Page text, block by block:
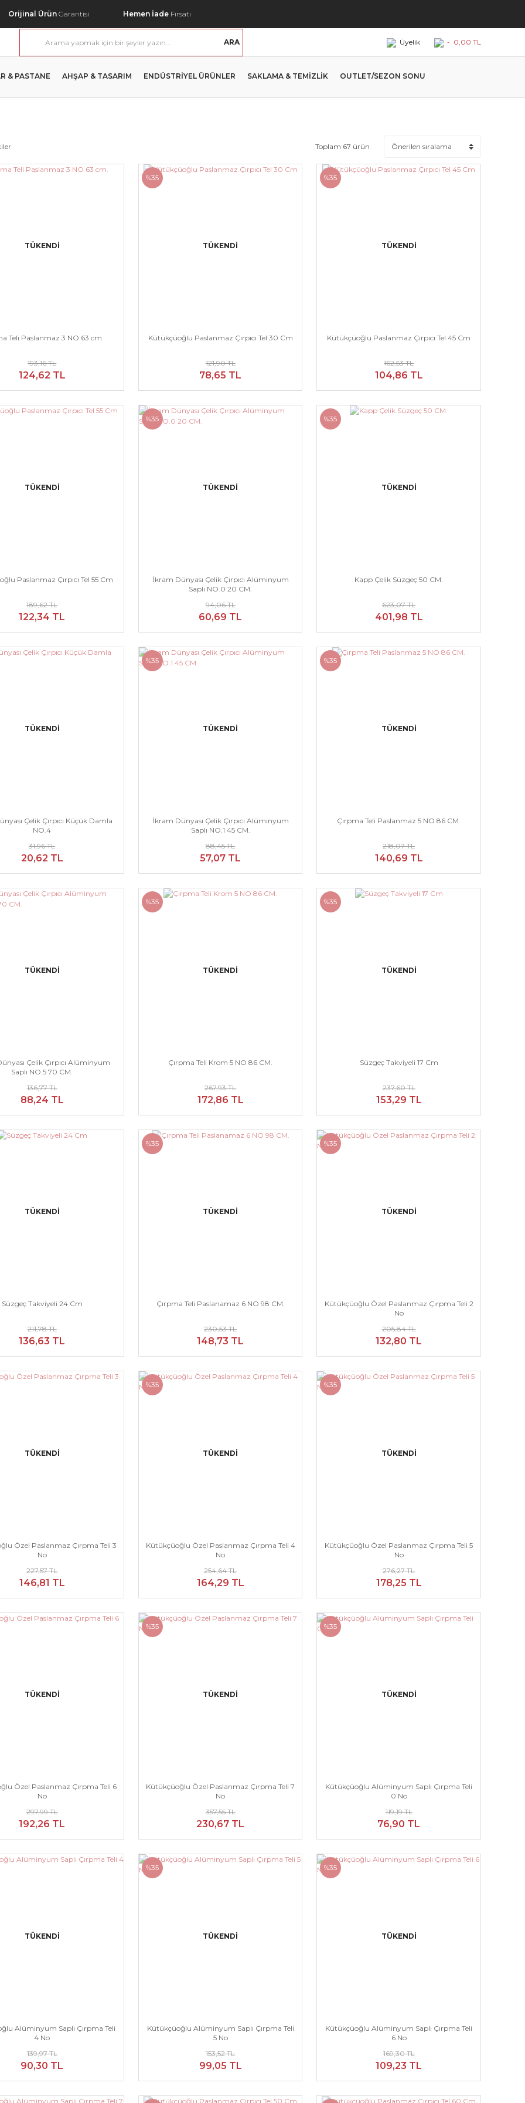
Orijinal Ürün Garantisi Hemen İade Fırsatı
ARA Üyelik - 0,00 TL
& PASTANE AHŞAP & TASARIM ENDÜSTRİYEL ÜRÜNLER SAKLAMA & TEMİZLİK OUTLET/SEZON SONU
Toplam 67 ürün
TÜKENDİ
Teli Paslanmaz 3 NO 63 cm.
193,16 TL
124,62 TL
%35
TÜKENDİ
Kütükçüoğlu Paslanmaz Çırpıcı Tel 30 Cm
121,90 TL
78,65 TL
%35
TÜKENDİ
Kütükçüoğlu Paslanmaz Çırpıcı Tel 45 Cm
162,53 TL
104,86 TL
TÜKENDİ
Paslanmaz Çırpıcı Tel 55 Cm
189,62 TL
122,34 TL
%35
TÜKENDİ
İkram Dünyası Çelik Çırpıcı Alüminyum
Saplı NO.0 20 CM.
94,06 TL
60,69 TL
%35
TÜKENDİ
Kapp Çelik Süzgeç 50 CM.
623,07 TL
401,98 TL
TÜKENDİ
Çelik Çırpıcı Küçük Damla
NO.4
31,96 TL
20,62 TL
%35
TÜKENDİ
İkram Dünyası Çelik Çırpıcı Alüminyum
Saplı NO.1 45 CM.
88,45 TL
57,07 TL
%35
TÜKENDİ
Çırpma Teli Paslanmaz 5 NO 86 CM.
218,07 TL
140,69 TL
TÜKENDİ
Çelik Çırpıcı Alüminyum
Saplı NO.5 70 CM.
136,77 TL
88,24 TL
%35
TÜKENDİ
Çırpma Teli Krom 5 NO 86 CM.
267,93 TL
172,86 TL
%35
TÜKENDİ
Süzgeç Takviyeli 17 Cm
237,60 TL
153,29 TL
TÜKENDİ
Süzgeç Takviyeli 24 Cm
211,78 TL
136,63 TL
%35
TÜKENDİ
Çırpma Teli Paslanamaz 6 NO 98 CM.
230,53 TL
148,73 TL
%35
TÜKENDİ
Kütükçüoğlu Özel Paslanmaz Çırpma Teli 2
No
205,84 TL
132,80 TL
TÜKENDİ
Özel Paslanmaz Çırpma Teli 3
No
227,57 TL
146,81 TL
%35
TÜKENDİ
Kütükçüoğlu Özel Paslanmaz Çırpma Teli 4
No
254,64 TL
164,29 TL
%35
TÜKENDİ
Kütükçüoğlu Özel Paslanmaz Çırpma Teli 5
No
276,27 TL
178,25 TL
TÜKENDİ
Özel Paslanmaz Çırpma Teli 6
No
297,99 TL
192,26 TL
%35
TÜKENDİ
Kütükçüoğlu Özel Paslanmaz Çırpma Teli 7
No
357,55 TL
230,67 TL
%35
TÜKENDİ
Kütükçüoğlu Alüminyum Saplı Çırpma Teli
0 No
119,19 TL
76,90 TL
TÜKENDİ
Alüminyum Saplı Çırpma Teli
4 No
139,97 TL
90,30 TL
%35
TÜKENDİ
Kütükçüoğlu Alüminyum Saplı Çırpma Teli
5 No
153,52 TL
99,05 TL
%35
TÜKENDİ
Kütükçüoğlu Alüminyum Saplı Çırpma Teli
6 No
169,30 TL
109,23 TL